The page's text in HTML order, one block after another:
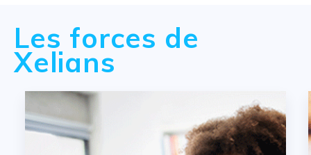
Les forces de
Xelians